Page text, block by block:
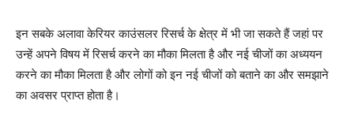
इन सबके अलावा केरियर काउंसलर रिसर्च के क्षेत्र में भी जा सकते हैं जहां पर
उन्हें अपने विषय में रिसर्च करने का मौका मिलता है और नई चीजों का अध्ययन
करने का मौका मिलता है और लोगों को इन नई चीजों को बताने का और समझाने
का अवसर प्राप्त होता है।